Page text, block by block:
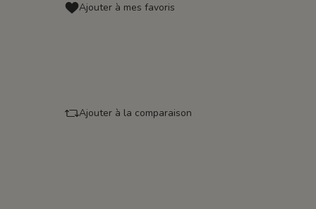
Ajouter à mes favoris
Ajouter à la comparaison